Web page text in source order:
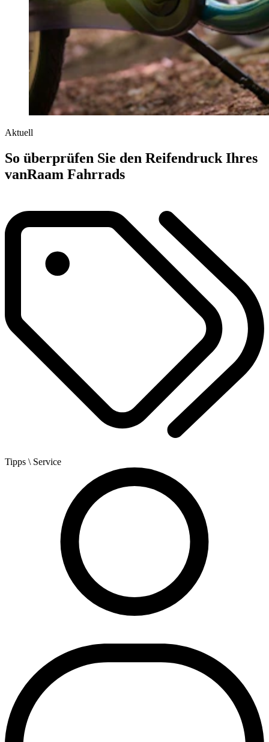
Aktuell
So überprüfen Sie den Reifendruck Ihres
vanRaam Fahrrads
Tipps \ Service